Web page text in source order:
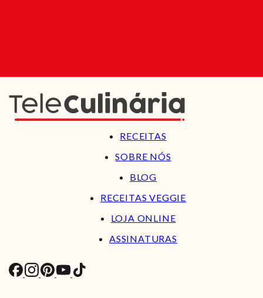
RECEITAS
SOBRE NÓS
BLOG
RECEITAS VEGGIE
LOJA ONLINE
ASSINATURAS